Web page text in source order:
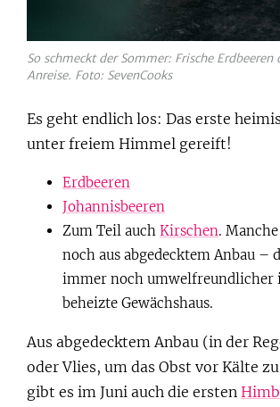
So schmeckt der Sommer: Frische Erdbeeren
Anreise. Foto: SevenCooks
Es geht endlich los: Das erste
unter freiem Himmel gereift!
Erdbeeren
Johannisbeeren
Zum Teil auch Kirschen.
noch aus abgedecktem Anbau –
immer noch umwelfreundlicher
beheizte Gewächshaus.
Aus abgedecktem Anbau (in der
oder Vlies, um das Obst vor Kälte
gibt es im Juni auch die ersten